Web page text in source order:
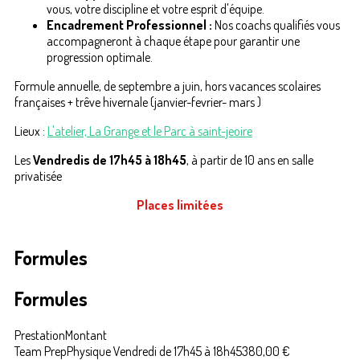
vous, votre discipline et votre esprit d'équipe.
Encadrement Professionnel : Nos coachs qualifiés vous
accompagneront à chaque étape pour garantir une
progression optimale.
Formule annuelle, de septembre a juin, hors vacances scolaires
françaises + trêve hivernale (janvier-fevrier- mars )
Lieux : L'atelier, La Grange et le Parc à saint-jeoire
LesVendredis de 17h45 à 18h45, à partir de 10 ans en salle
privatisée
Places limitées
Formules
Formules
PrestationMontant
Team PrepPhysique Vendredi de 17h45 à 18h45380,00 €